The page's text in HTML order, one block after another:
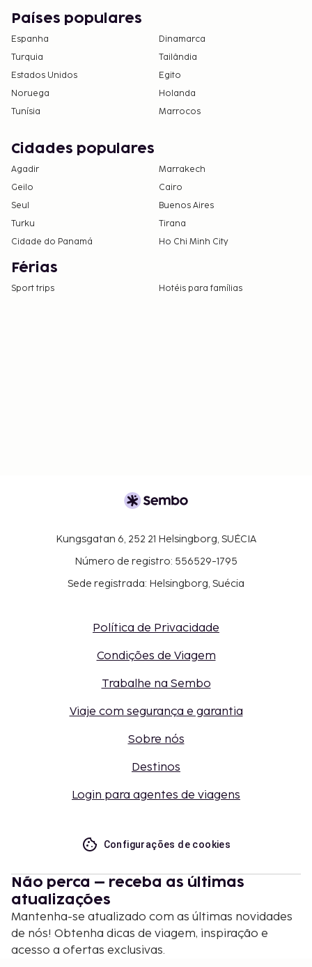
Países populares
Espanha
Dinamarca
Turquia
Tailândia
Estados Unidos
Egito
Noruega
Holanda
Tunísia
Marrocos
Cidades populares
Agadir
Marrakech
Geilo
Cairo
Seul
Buenos Aires
Turku
Tirana
Cidade do Panamá
Ho Chi Minh City
Férias
Sport trips Hotéis para famílias
Kungsgatan 6, 252 21 Helsingborg, SUÉCIA
Número de registro: 556529-1795
Sede registrada: Helsingborg, Suécia
Política de Privacidade
Condições de Viagem
Trabalhe na Sembo
Viaje com segurança e garantia
Sobre nós
Destinos
Login para agentes de viagens
Configurações de cookies
Não perca – receba as últimas
atualizações
Mantenha-se atualizado com as últimas novidades
de nós! Obtenha dicas de viagem, inspiração e
acesso a ofertas exclusivas.